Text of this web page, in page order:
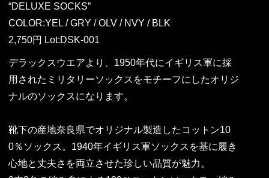
“DELUXE SOCKS”
COLOR:YEL / GRY / OLV / NVY / BLK
2,750円 Lot:DSK-001
デラックスウエアより、1950年代にイギリス軍に採
用されたミリタリーソックスをモチーフにしたオリジ
ナルのソックスになります。
靴下の産地奈良県でオリジナル製造したコットン10
0％ソックス。1940年イギリス軍ソックスを基に履き
心地と丈夫さを両立させた珍しい品質が魅力。